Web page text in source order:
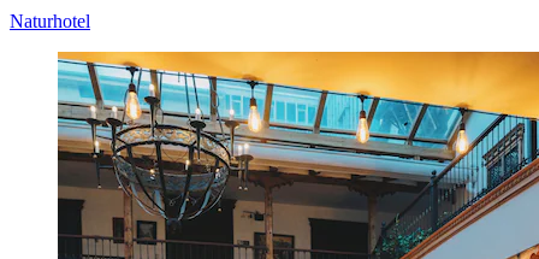
Naturhotel